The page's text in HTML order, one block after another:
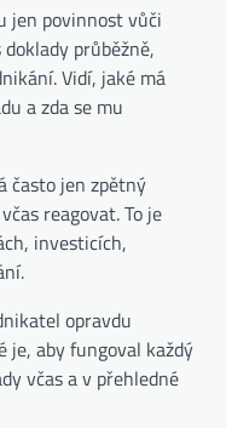
jen povinnost vůči
průběžně,
Vidí, jaké má
a zda se mu
často jen zpětný
reagovat. To je
investicích,
opravdu
je, aby fungoval každý
včas a v přehledné